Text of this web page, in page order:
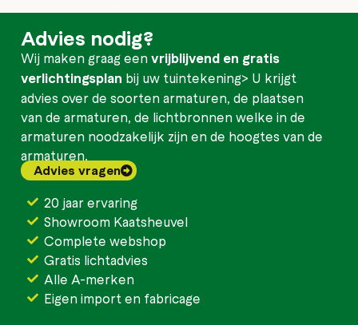
Advies nodig?
Wij maken graag eenvrijblijvend en gratis
verlichtingsplan bij uw tuintekening> U krijgt
advies over de soorten armaturen, de plaatsen
van de armaturen, de lichtbronnen welke in de
armaturen noodzakelijk zijn en de hoogtes van de
armaturen.
Advies vragen
20 jaar ervaring
Showroom Kaatsheuvel
Complete webshop
Gratis lichtadvies
Alle A-merken
Eigen import en fabricage